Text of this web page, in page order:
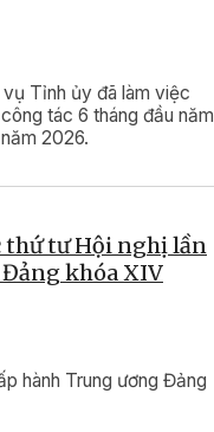
Tỉnh ủy đã làm việc
tác 6 tháng đầu năm
2026.
thứ tư Hội nghị lần
khóa XIV
hành Trung ương Đảng